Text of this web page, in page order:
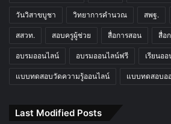
วันวิสาขบูชา วิทยาการคำนวณ สพฐ.
สสวท. สอบครูผู้ช่วย สื่อการสอน สื่อ
อบรมออนไลน์ อบรมออนไลน์ฟรี เรียนอ
แบบทดสอบวัดความรู้ออนไลน์ แบบทดสอบอ
Last Modified Posts